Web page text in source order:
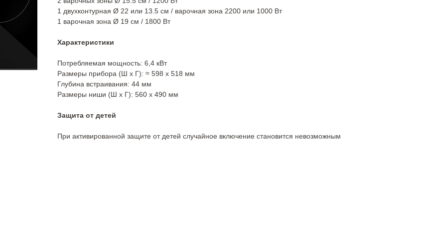
1 двухконтурная Ø 22 или 13.5 см / варочная зона 2200 или 1000 Вт
1 варочная зона Ø 19 см / 1800 Вт
Характеристики
Потребляемая мощность: 6,4 кВт
Размеры прибора (Ш x Г): ≈ 598 x 518 мм
Глубина встраивания: 44 мм
Размеры ниши (Ш x Г): 560 x 490 мм
Защита от детей
При активированной защите от детей случайное включение становится невозможным